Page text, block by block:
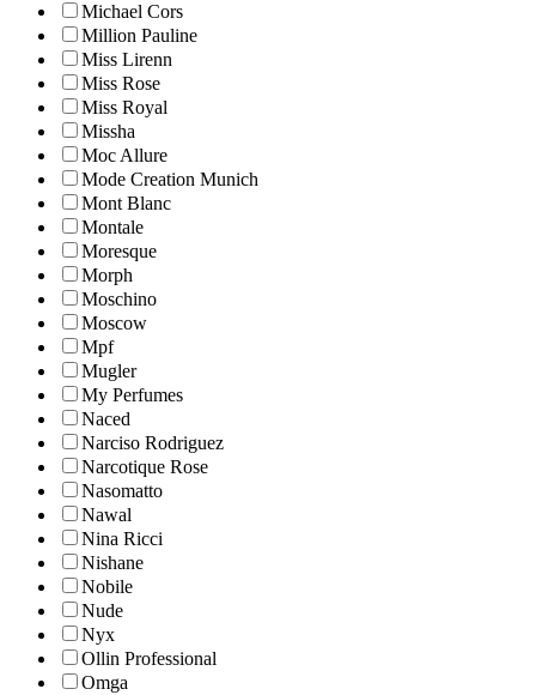
Michael Cors
Million Pauline
Miss Lirenn
Miss Rose
Miss Royal
Missha
Moc Allure
Mode Creation Munich
Mont Blanc
Montale
Moresque
Morph
Moschino
Moscow
Mpf
Mugler
My Perfumes
Naced
Narciso Rodriguez
Narcotique Rose
Nasomatto
Nawal
Nina Ricci
Nishane
Nobile
Nude
Nyx
Ollin Professional
Omga